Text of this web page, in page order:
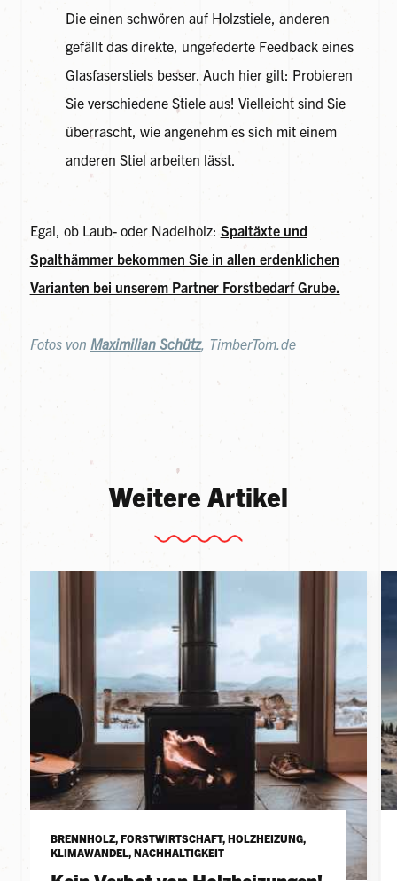
Die einen schwören auf Holzstiele, anderen
gefällt das direkte, ungefederte Feedback eines
Glasfaserstiels besser. Auch hier gilt: Probieren
Sie verschiedene Stiele aus! Vielleicht sind Sie
überrascht, wie angenehm es sich mit einem
anderen Stiel arbeiten lässt.
Egal, ob Laub- oder Nadelholz: Spaltäxte und
Spalthämmer bekommen Sie in allen erdenklichen
Varianten bei unserem Partner Forstbedarf Grube.
Fotos von Maximilian Schütz, TimberTom.de
Weitere Artikel
BRENNHOLZ, FORSTWIRTSCHAFT, HOLZHEIZUNG,
KLIMAWANDEL, NACHHALTIGKEIT